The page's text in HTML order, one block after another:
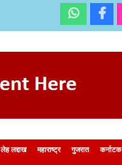
लेह लद्दाख महाराष्ट्र गुजरात कर्नाटक